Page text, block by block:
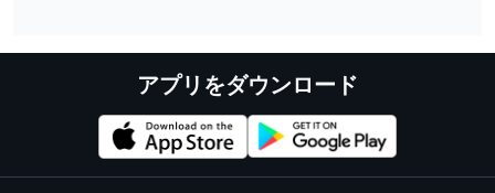
アプリをダウンロード